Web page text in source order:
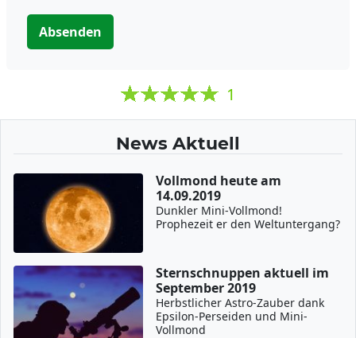
Absenden
1
News Aktuell
Vollmond heute am
14.09.2019
Dunkler Mini-Vollmond!
Prophezeit er den Weltuntergang?
Sternschnuppen aktuell im
September 2019
Herbstlicher Astro-Zauber dank
Epsilon-Perseiden und Mini-
Vollmond